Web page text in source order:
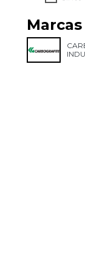
Marcas